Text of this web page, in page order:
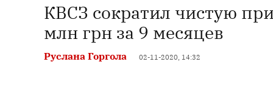
КВСЗ сократил чистую
млн грн за 9 месяцев
Руслана Горгола 02-11-2020, 14:32